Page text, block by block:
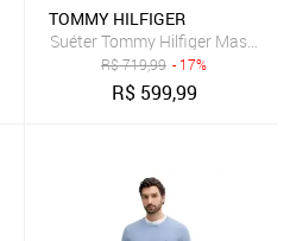
Signature V-Neck Azul Mescla
TOMMY HILFIGER
Suéter Tommy Hilfiger
R$719,99 - 17%
R$ 599,99